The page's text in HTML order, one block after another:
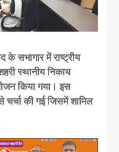
सभागार में राष्ट्रीय
स्थानीय निकाय
किया गया। इस
चर्चा की गई जिसमें शामिल